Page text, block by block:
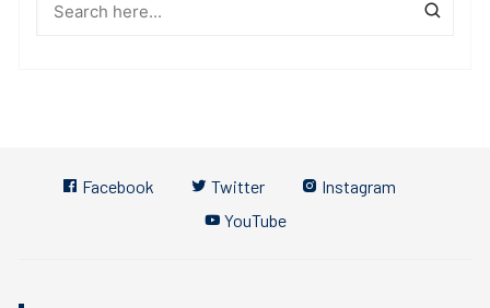
Facebook Twitter
Instagram
YouTube